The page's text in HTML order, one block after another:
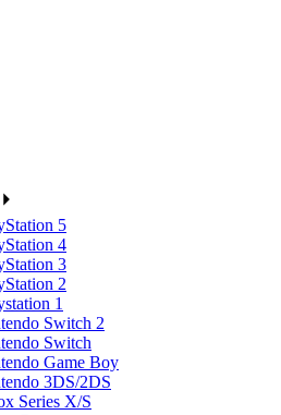
5
4
3
2
1
Switch 2
Switch
Game Boy
3DS/2DS
Series X/S